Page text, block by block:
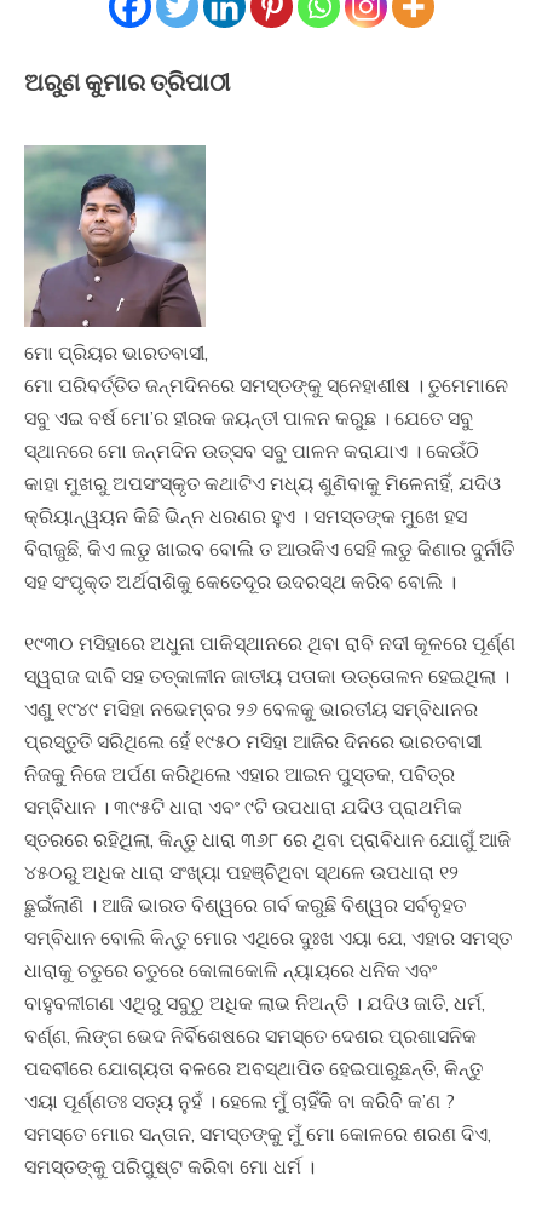
ଅରୁଣ କୁମାର ତ୍ରିପାଠୀ
ମୋ ପ୍ରିୟର ଭାରତବାସୀ,
ମୋ ପରିବର୍ତ୍ତିତ ଜନ୍ମଦିନରେ ସମସ୍ତଙ୍କୁ ସ୍ନେହାଶୀଷ । ତୁମେମାନେ
ସବୁ ଏଇ ବର୍ଷ ମୋ’ର ହୀରକ ଜୟନ୍ତୀ ପାଳନ କରୁଛ । ଯେତେ ସବୁ
ସ୍ଥାନରେ ମୋ ଜନ୍ମଦିନ ଉତ୍ସବ ସବୁ ପାଳନ କରାଯାଏ । କେଉଁଠି
କାହା ମୁଖରୁ ଅପସଂସ୍କୃତ କଥାଟିଏ ମଧ୍ୟ ଶୁଣିବାକୁ ମିଳେନାହିଁ, ଯଦିଓ
କ୍ରିୟାନ୍ୱୟନ କିଛି ଭିନ୍ନ ଧରଣର ହୁଏ । ସମସ୍ତଙ୍କ ମୁଖେ ହସ
ବିରାଜୁଛି, କିଏ ଲଡୁ ଖାଇବ ବୋଲି ତ ଆଉକିଏ ସେହି ଲଡୁ କିଣାର ଦୁର୍ନୀତି
ସହ ସଂପୃକ୍ତ ଅର୍ଥରାଶିକୁ କେତେଦୂର ଉଦରସ୍ଥ କରିବ ବୋଲି ।
୧୯୩୦ ମସିହାରେ ଅଧୁନା ପାକିସ୍ଥାନରେ ଥିବା ରାବି ନଦୀ କୂଳରେ ପୂର୍ଣ୍ଣ
ସ୍ୱରାଜ ଦାବି ସହ ତତ୍କାଳୀନ ଜାତୀୟ ପତାକା ଉତ୍ତୋଳନ ହେଇଥିଲା ।
ଏଣୁ ୧୯୪୯ ମସିହା ନଭେମ୍ବର ୨୬ ବେଳକୁ ଭାରତୀୟ ସମ୍ବିଧାନର
ପ୍ରସ୍ତୁତି ସରିଥିଲେ ହେଁ ୧୯୫୦ ମସିହା ଆଜିର ଦିନରେ ଭାରତବାସୀ
ନିଜକୁ ନିଜେ ଅର୍ପଣ କରିଥିଲେ ଏହାର ଆଇନ ପୁସ୍ତକ, ପବିତ୍ର
ସମ୍ବିଧାନ । ୩୯୫ଟି ଧାରା ଏବଂ ୯ଟି ଉପଧାରା ଯଦିଓ ପ୍ରାଥମିକ
ସ୍ତରରେ ରହିଥିଲା, କିନ୍ତୁ ଧାରା ୩୬୮ ରେ ଥିବା ପ୍ରାବିଧାନ ଯୋଗୁଁ ଆଜି
୪୫୦ରୁ ଅଧିକ ଧାରା ସଂଖ୍ୟା ପହଞ୍ଚିଥିବା ସ୍ଥଳେ ଉପଧାରା ୧୨
ଛୁଇଁଲାଣି । ଆଜି ଭାରତ ବିଶ୍ୱରେ ଗର୍ବ କରୁଛି ବିଶ୍ୱର ସର୍ବବୃହତ
ସମ୍ବିଧାନ ବୋଲି କିନ୍ତୁ ମୋର ଏଥିରେ ଦୁଃଖ ଏୟା ଯେ, ଏହାର ସମସ୍ତ
ଧାରାକୁ ଚତୁରେ ଚତୁରେ କୋଳାକୋଳି ନ୍ୟାୟରେ ଧନିକ ଏବଂ
ବାହୁବଳୀଗଣ ଏଥିରୁ ସବୁଠୁ ଅଧିକ ଲାଭ ନିଅନ୍ତି । ଯଦିଓ ଜାତି, ଧର୍ମ,
ବର୍ଣ୍ଣ, ଲିଙ୍ଗ ଭେଦ ନିର୍ବିଶେଷରେ ସମସ୍ତେ ଦେଶର ପ୍ରଶାସନିକ
ପଦବୀରେ ଯୋଗ୍ୟତା ବଳରେ ଅବସ୍ଥାପିତ ହେଇପାରୁଛନ୍ତି, କିନ୍ତୁ
ଏୟା ପୂର୍ଣ୍ଣତଃ ସତ୍ୟ ନୁହଁ । ହେଲେ ମୁଁ ଚାହିଁକି ବା କରିବି କ’ଣ ?
ସମସ୍ତେ ମୋର ସନ୍ତାନ, ସମସ୍ତଙ୍କୁ ମୁଁ ମୋ କୋଳରେ ଶରଣ ଦିଏ,
ସମସ୍ତଙ୍କୁ ପରିପୁଷ୍ଟ କରିବା ମୋ ଧର୍ମ ।